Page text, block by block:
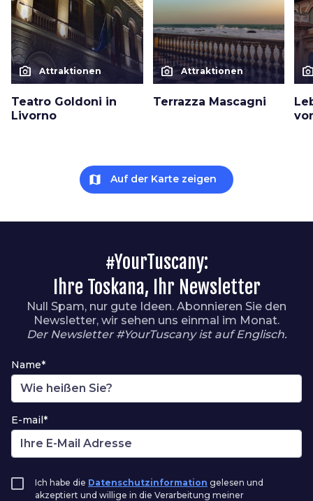
photo_camera Attraktionen
Teatro Goldoni in
Livorno
photo_camera Attraktionen
Terrazza Mascagni
map Auf der Karte zeigen
#YourTuscany:
Ihre Toskana, Ihr Newsletter
Null Spam, nur gute Ideen. Abonnieren Sie den
Newsletter, wir sehen uns einmal im Monat.
Der Newsletter #YourTuscany ist auf Englisch.
Name*
E-mail*
Ich habe die Datenschutzinformation gelesen und
akzeptiert und willige in die Verarbeitung meiner